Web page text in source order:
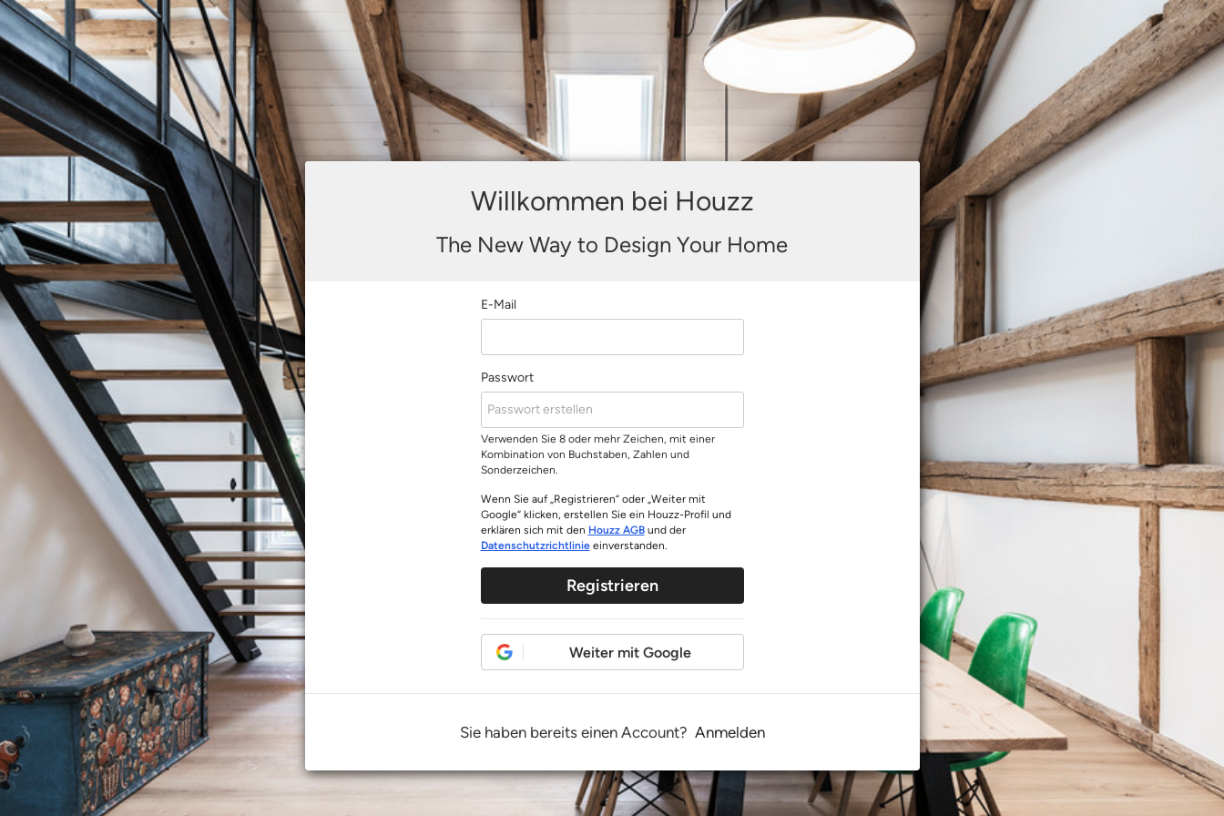
Willkommen bei Houzz
The New Way to Design Your Home
E-Mail
Passwort
Verwenden Sie 8 oder mehr Zeichen, mit einer
Kombination von Buchstaben, Zahlen und
Sonderzeichen.
Wenn Sie auf „Registrieren“ oder „Weiter mit
Google“ klicken, erstellen Sie ein Houzz-Profil und
erklären sich mit den Houzz AGBund der
Datenschutzrichtlinieeinverstanden.
Registrieren
Weiter mit Google
Sie haben bereits einen Account? Anmelden